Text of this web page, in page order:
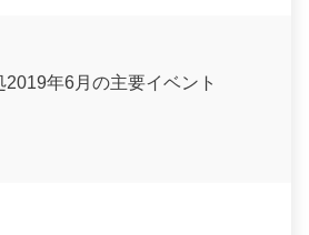
年6月の主要イベント